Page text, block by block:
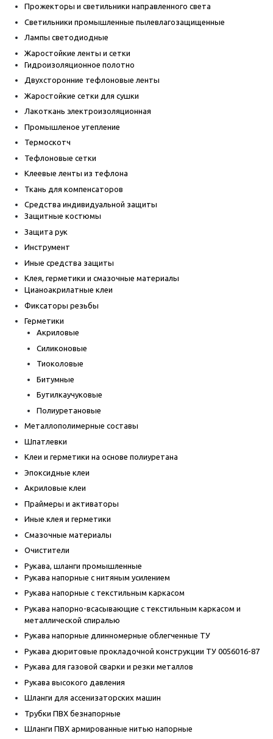
Прожекторы и светильники направленного света
Светильники промышленные пылевлагозащищенные
Лампы светодиодные
Жаростойкие ленты и сетки
Гидроизоляционное полотно
Двухсторонние тефлоновые ленты
Жаростойкие сетки для сушки
Лакоткань электроизоляционная
Промышленое утепление
Термоскотч
Тефлоновые сетки
Клеевые ленты из тефлона
Ткань для компенсаторов
Средства индивидуальной защиты
Защитные костюмы
Защита рук
Инструмент
Иные средства защиты
Клея, герметики и смазочные материалы
Цианоакрилатные клеи
Фиксаторы резьбы
Герметики
Акриловые
Силиконовые
Тиоколовые
Битумные
Бутилкаучуковые
Полиуретановые
Металлополимерные составы
Шпатлевки
Клеи и герметики на основе полиуретана
Эпоксидные клеи
Акриловые клеи
Праймеры и активаторы
Иные клея и герметики
Смазочные материалы
Очистители
Рукава, шланги промышленные
Рукава напорные с нитяным усилением
Рукава напорные с текстильным каркасом
Рукава напорно-всасывающие с текстильным каркасом и
металлической спиралью
Рукава напорные длинномерные облегченные ТУ
Рукава дюритовые прокладочной конструкции ТУ 0056016-87
Рукава для газовой сварки и резки металлов
Рукава высокого давления
Шланги для ассенизаторских машин
Трубки ПВХ безнапорные
Шланги ПВХ армированные нитью напорные